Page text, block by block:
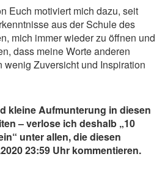
Euch motiviert mich dazu, seit
aus der Schule des
mich immer wieder zu öffnen und
dass meine Worte anderen
Zuversicht und Inspiration
kleine Aufmunterung in diesen
– verlose ich deshalb „10
unter allen, die diesen
23:59 Uhr kommentieren.